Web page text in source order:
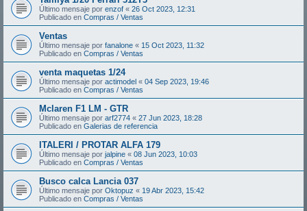
Último mensaje por enzof « 26 Oct 2023, 12:31
Publicado en Compras / Ventas
Ventas
Último mensaje por fanalone « 15 Oct 2023, 11:32
Publicado en Compras / Ventas
venta maquetas 1/24
Último mensaje por actimodel « 04 Sep 2023, 19:46
Publicado en Compras / Ventas
Mclaren F1 LM - GTR
Último mensaje por arf2774 « 27 Jun 2023, 18:28
Publicado en Galerias de referencia
ITALERI / PROTAR ALFA 179
Último mensaje por jalpine « 08 Jun 2023, 10:03
Publicado en Compras / Ventas
Busco calca Lancia 037
Último mensaje por Oktopuz « 19 Abr 2023, 15:42
Publicado en Compras / Ventas